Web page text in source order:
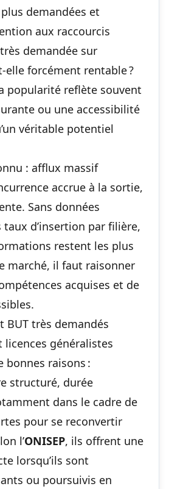
demandées et
aux raccourcis
demandée sur
elle forcément rentable ?
popularité reflète souvent
ou une accessibilité
véritable potentiel
: afflux massif
accrue à la sortie,
Sans données
taux d’insertion par filière,
restent les plus
marché, il faut raisonner
acquises et de
BUT très demandés
licences généralistes
raisons :
structuré, durée
dans le cadre de
pour se reconvertir
l’ONISEP, ils offrent une
lorsqu’ils sont
ou poursuivis en